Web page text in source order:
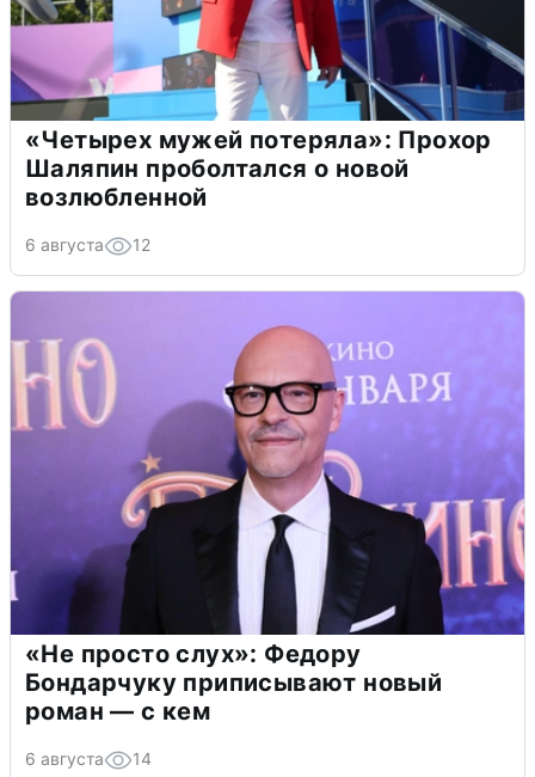
«Четырех мужей потеряла»: Прохор
Шаляпин проболтался о новой
возлюбленной
6 августа 12
«Не просто слух»: Федору
Бондарчуку приписывают новый
роман — с кем
6 августа 14